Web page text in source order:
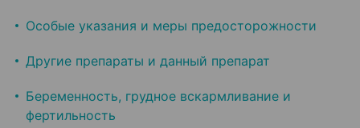
Особые указания и меры предосторожности
Другие препараты и данный препарат
Беременность, грудное вскармливание и
фертильность